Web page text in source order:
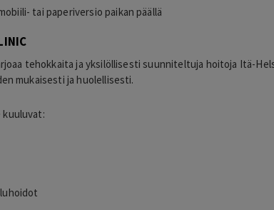
tai paperiversio paikan päällä
tehokkaita ja yksilöllisesti suunniteltuja hoitoja Itä-
mukaisesti ja huolellisesti.
kuuluvat: